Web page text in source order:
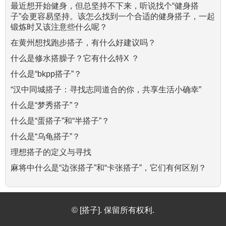
最近想开始健身，但总坚持不下来，听说找个“健身搭
子”会更容易坚持。该怎么找到一个合适的健身搭子，一起
锻炼时又该注意些什么呢？
在黄州想找跑步搭子，有什么好建议吗？
什么是修水搭臊子？它有什么特X ？
什么是“bkpp搭子”？
“汉中同城搭子：寻找志同道合的你，共享生活小确幸”
什么是“梦秀搭子”？
什么是“蛋搭子”和“半搭子”？
什么是“乌龟搭子”？
理想搭子的定义与寻找
麻将中什么是“边张搭子”和“卡张搭子”，它们有何区别？
© [搭子]. 保留所有权利.